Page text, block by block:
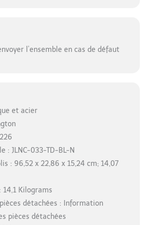
l’ensemble en cas de défaut
et acier
: JLNC-033-TD-BL-N
: 96,52 x 22,86 x 15,24 cm; 14,07
14,1 Kilograms
détachées : Information
pièces détachées